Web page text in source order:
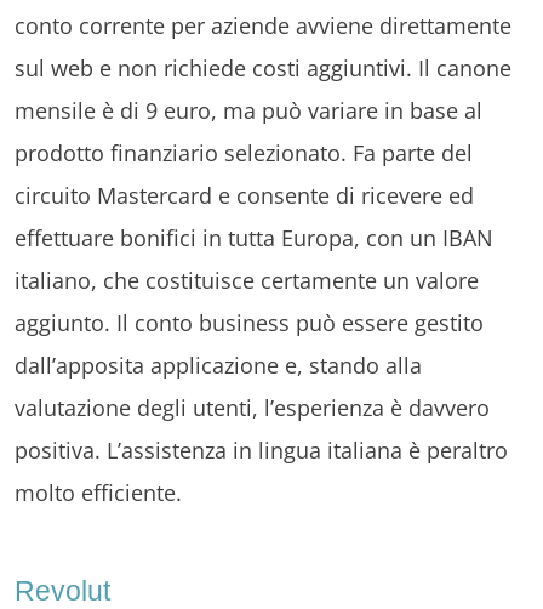
conto corrente per aziende avviene direttamente
sul web e non richiede costi aggiuntivi. Il canone
mensile è di 9 euro, ma può variare in base al
prodotto finanziario selezionato. Fa parte del
circuito Mastercard e consente di ricevere ed
effettuare bonifici in tutta Europa, con un IBAN
italiano, che costituisce certamente un valore
aggiunto. Il conto business può essere gestito
dall’apposita applicazione e, stando alla
valutazione degli utenti, l’esperienza è davvero
positiva. L’assistenza in lingua italiana è peraltro
molto efficiente.
Revolut